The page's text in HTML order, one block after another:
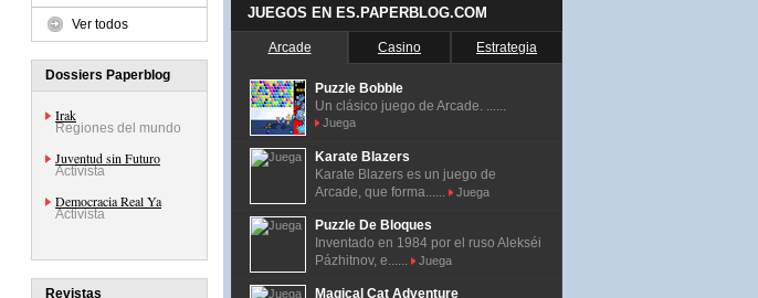
Ver todos
Dossiers Paperblog
Irak
Regiones del mundo
Juventud sin Futuro
Activista
Democracia Real Ya
Activista
Revistas
JUEGOS EN ES.PAPERBLOG.COM
Arcade Casino Estrategia
Puzzle Bobble
Un clásico juego de Arcade. ......
Juega
Karate Blazers
Karate Blazers es un juego de
Arcade, que forma......
Juega
Puzzle De Bloques
Inventado en 1984 por el ruso Alekséi
Pázhitnov, e......
Juega
Magical Cat Adventure